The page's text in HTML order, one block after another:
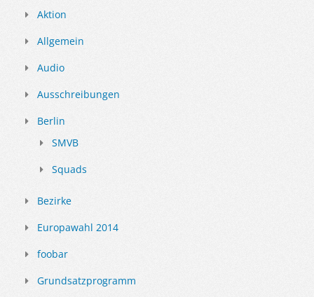
Aktion
Allgemein
Audio
Ausschreibungen
Berlin
SMVB
Squads
Bezirke
Europawahl 2014
foobar
Grundsatzprogramm